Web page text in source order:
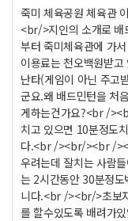
죽미 체육공원 체육관
<br/>지인의 소개로 배
부터 죽미체육관에 가
이용료는 천오백원받
난타(게임이 아닌 주고
군요.왜 배드민턴을 처
게하는건가요?<br /
치고 있으면 10분정도
다.<br /><br/><br /
우려는데 잘치는 사람
는 2시간동안 30분정
니다.<br /><br/>초보
를 할수있도록 배려가